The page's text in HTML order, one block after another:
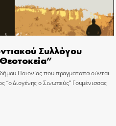
Συλλόγου
Παιονίας που πραγματοποιούνται
“ο Διογένης ο Σινωπεύς” Γουμένισσας